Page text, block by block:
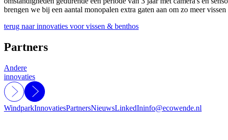
brengen we bij een aantal monopalen extra gaten aan om zo meer
terug naar innovaties voor vissen & benthos
Partners
Andere
innovaties
WindparkInnovatiesPartnersNieuwsLinkedIninfo@ecowende.nl